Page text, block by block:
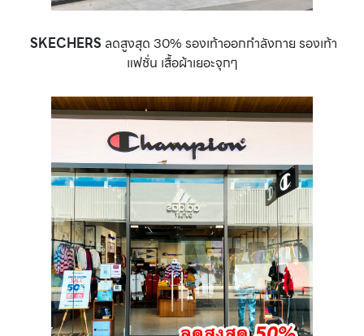
SKECHERS ลดสูงสุด 30% รองเท้าออกกำลังกาย รองเท้า
แฟชั่น เสื้อผ้าเยอะจุกๆ